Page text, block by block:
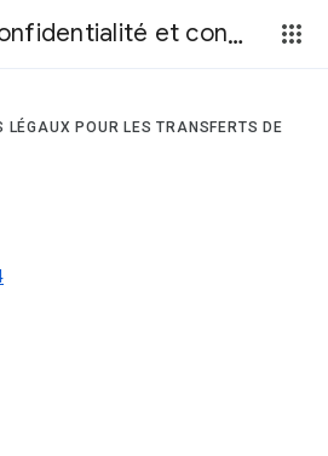
Règles de confidentialité et conditions d’utilisation
POUR LES TRANSFERTS DE